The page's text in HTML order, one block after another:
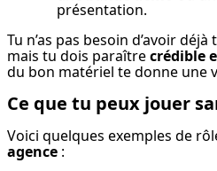
présentation.
Tu n’as pas besoin d’avoir
mais tu dois paraître crédible
du bon matériel te donne une
Ce que tu peux jouer
Voici quelques exemples de
agence :